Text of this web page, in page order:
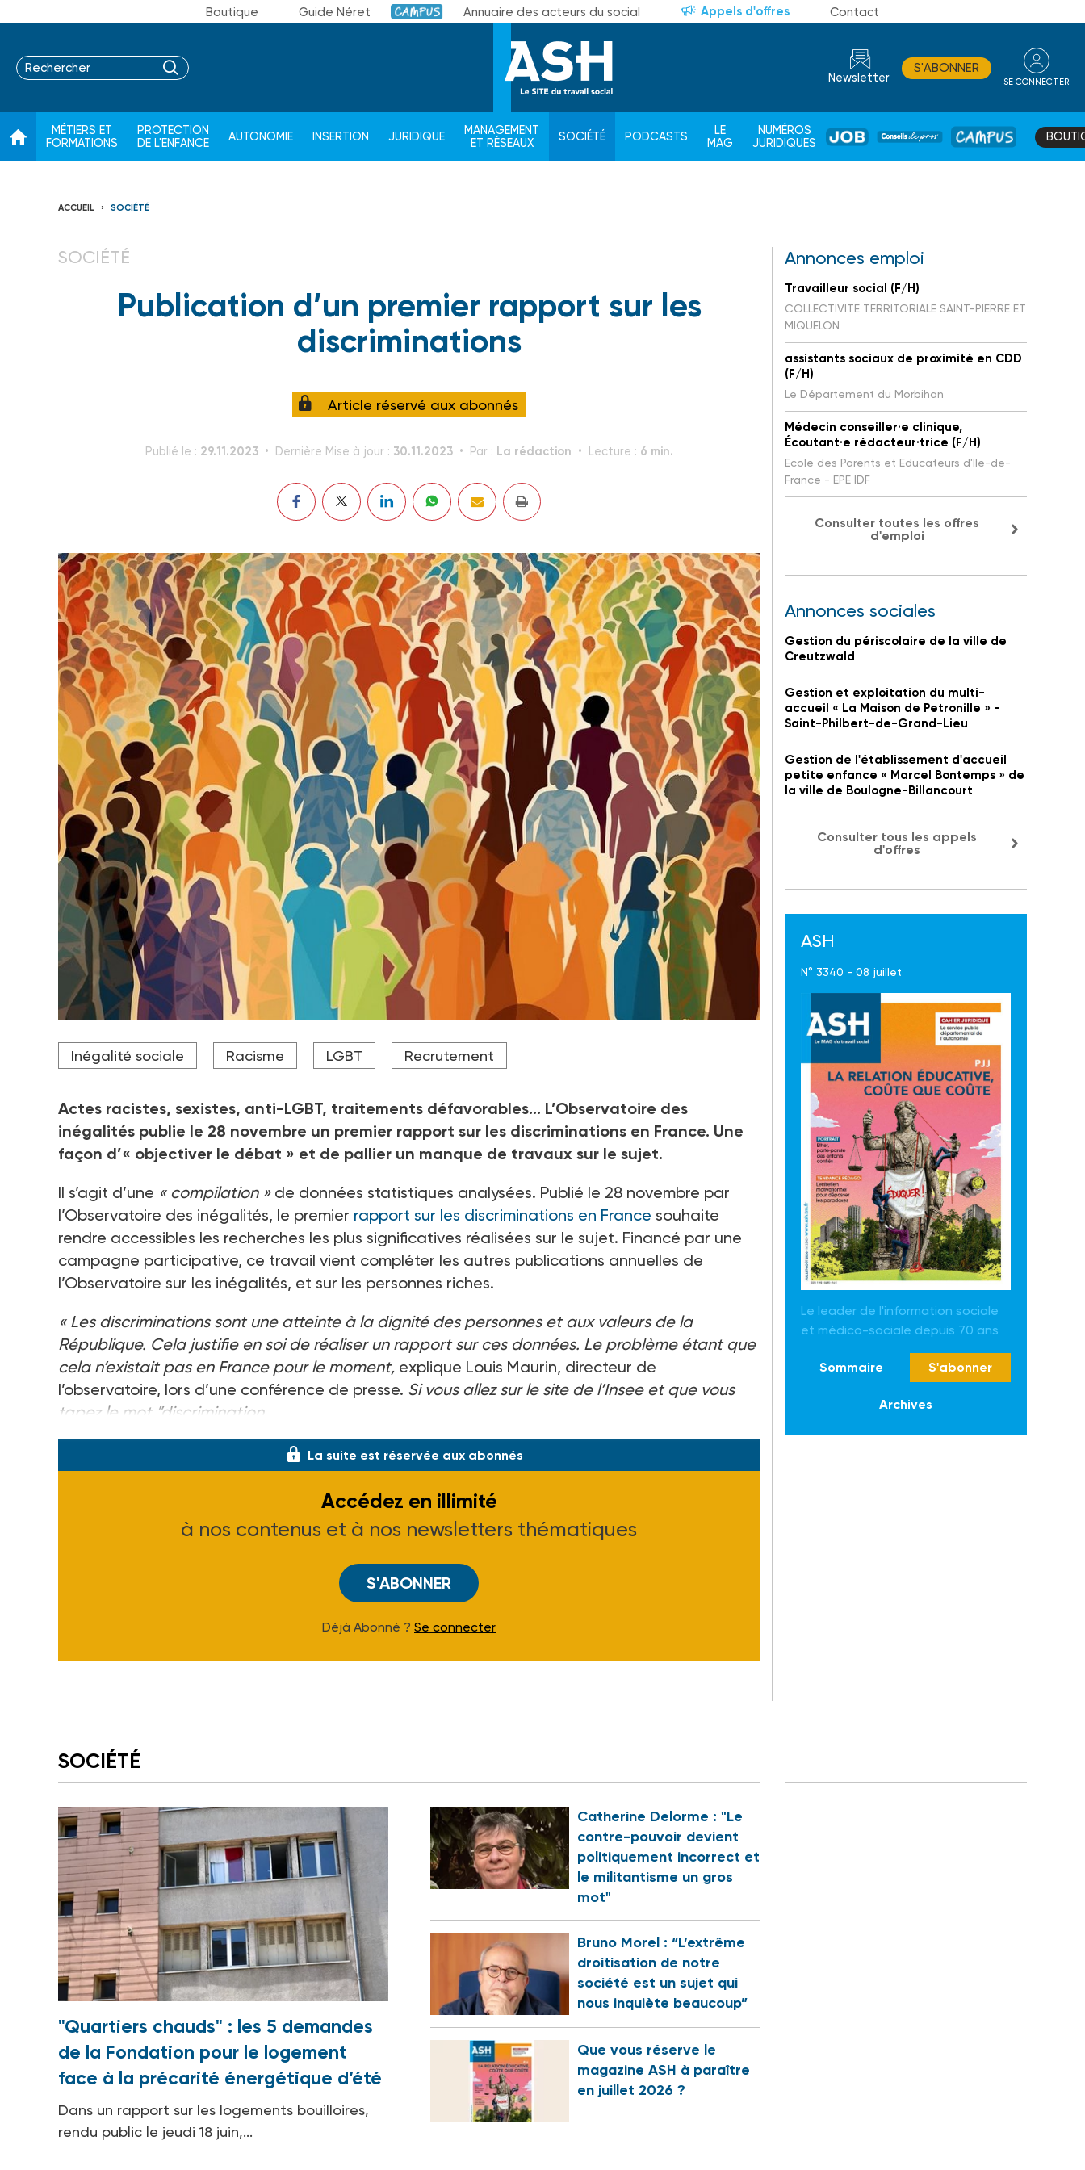
Boutique Guide Néret Campus Annuaire des acteurs du social Appels d'offres Contact
Newsletter
S'ABONNER
SE CONNECTER
MÉTIERS ET
FORMATIONS
PROTECTION
DE L'ENFANCE
AUTONOMIE INSERTION JURIDIQUE
MANAGEMENT
ET RÉSEAUX
SOCIÉTÉ PODCASTS
LE
MAG
NUMÉROS
JURIDIQUES
JOB
DE
CAMPUS
ACCUEIL SOCIÉTÉ
SOCIÉTÉ
Publication d’un premier rapport sur les
discriminations
Article réservé aux abonnés
Publié le : 29.11.2023 Dernière Mise à jour : 30.11.2023 Par : La rédaction Lecture : 6 min.
Le premier rapport sur les discriminations est publié le 28 novembre 2023 par l'Observatoire des inégalités.
Crédit photo Alexander - stock.adobe.com
Inégalité sociale Racisme LGBT Recrutement
Actes racistes, sexistes, anti-LGBT, traitements défavorables... L’Observatoire des
inégalités publie le 28 novembre un premier rapport sur les discriminations en France. Une
façon d’« objectiver le débat » et de pallier un manque de travaux sur le sujet.
Il s’agit d’une « compilation » de données statistiques analysées. Publié le 28 novembre par
l’Observatoire des inégalités, le premier rapport sur les discriminations en France souhaite
rendre accessibles les recherches les plus significatives réalisées sur le sujet. Financé par une
campagne participative, ce travail vient compléter les autres publications annuelles de
l’Observatoire sur les inégalités, et sur les personnes riches.
« Les discriminations sont une atteinte à la dignité des personnes et aux valeurs de la
République. Cela justifie en soi de réaliser un rapport sur ces données. Le problème étant que
cela n’existait pas en France pour le moment, explique Louis Maurin, directeur de
l’observatoire, lors d’une conférence de presse. Si vous allez sur le site de l’Insee et que vous
tapez le mot ”discrimination
La suite est réservée aux abonnés
Accédez en illimité
à nos contenus et à nos newsletters thématiques
S'ABONNER
Déjà Abonné ? Se connecter
Annonces emploi
Travailleur social (F/H)
COLLECTIVITE TERRITORIALE SAINT-PIERRE ET
MIQUELON
assistants sociaux de proximité en CDD
(F/H)
Le Département du Morbihan
Médecin conseiller·e clinique,
Écoutant·e rédacteur·trice (F/H)
Ecole des Parents et Educateurs d'Ile-de-
France - EPE IDF
Consulter toutes les offres
d'emploi
Annonces sociales
Gestion du périscolaire de la ville de
Creutzwald
Gestion et exploitation du multi-
accueil « La Maison de Petronille » -
Saint-Philbert-de-Grand-Lieu
Gestion de l'établissement d'accueil
petite enfance « Marcel Bontemps » de
la ville de Boulogne-Billancourt
Consulter tous les appels
d'offres
ASH
N° 3340 - 08 juillet
Le leader de l'information sociale
et médico-sociale depuis 70 ans
Sommaire S'abonner
Archives
SOCIÉTÉ
"Quartiers chauds" : les 5 demandes
de la Fondation pour le logement
face à la précarité énergétique d’été
Dans un rapport sur les logements bouilloires,
rendu public le jeudi 18 juin,...
Catherine Delorme : "Le
contre-pouvoir devient
politiquement incorrect et
le militantisme un gros
mot"
Bruno Morel : “L’extrême
droitisation de notre
société est un sujet qui
nous inquiète beaucoup”
Que vous réserve le
magazine ASH à paraître
en juillet 2026 ?